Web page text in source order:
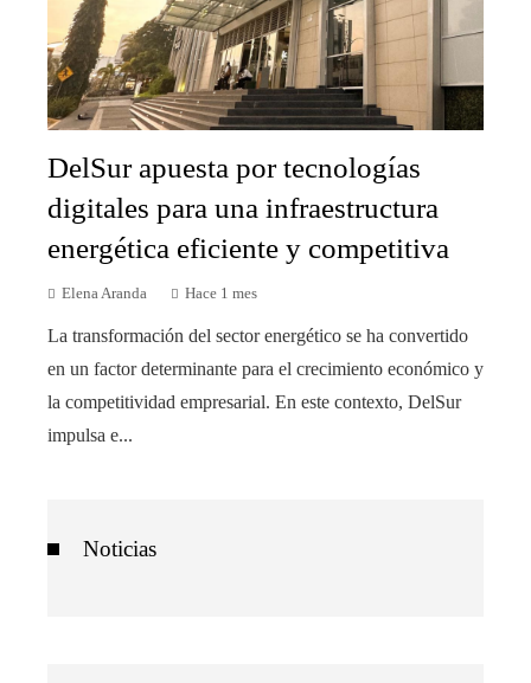
DelSur apuesta por tecnologías
digitales para una infraestructura
energética eficiente y competitiva
Elena Aranda Hace 1 mes
La transformación del sector energético se ha convertido
en un factor determinante para el crecimiento económico y
la competitividad empresarial. En este contexto, DelSur
impulsa e...
Noticias